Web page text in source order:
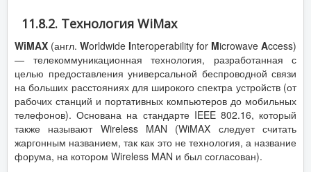
11.8.2. Технология WiMax
WiMAX (англ. Worldwide Interoperability for Microwave Access)
— телекоммуникационная технология, разработанная с
целью предоставления универсальной беспроводной связи
на больших расстояниях для широкого спектра устройств (от
рабочих станций и портативных компьютеров до мобильных
телефонов). Основана на стандарте IEEE 802.16, который
также называют Wireless MAN (WiMAX следует считать
жаргонным названием, так как это не технология, а название
форума, на котором Wireless MAN и был согласован).